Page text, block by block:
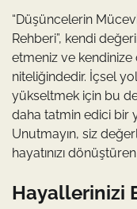
“Düşüncelerin
Rehberi”, kendi
etmeniz ve
niteliğindedir. İçsel
yükseltmek için bu
daha tatmin edici bir
Unutmayın, siz
hayatınızı
Hayallerinizi